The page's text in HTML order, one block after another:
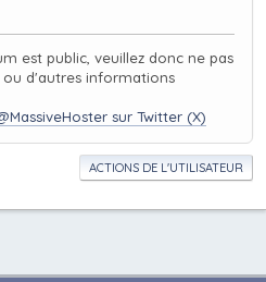
est public, veuillez donc ne pas
d'autres informations
sur Twitter (X)
ACTIONS DE L'UTILISATEUR